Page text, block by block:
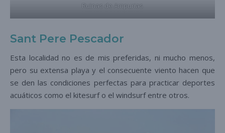
Ruinas de Ampurias
Sant Pere Pescador
Esta localidad no es de mis preferidas, ni mucho menos,
pero su extensa playa y el consecuente viento hacen que
se den las condiciones perfectas para practicar deportes
acuáticos como el kitesurf o el windsurf entre otros.